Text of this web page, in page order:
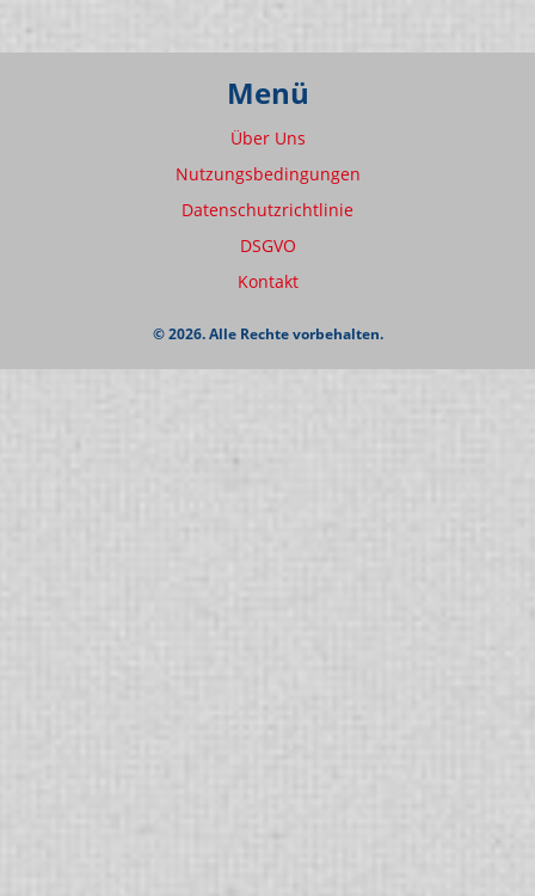
Menü
Über Uns
Nutzungsbedingungen
Datenschutzrichtlinie
DSGVO
Kontakt
© 2026. Alle Rechte vorbehalten.